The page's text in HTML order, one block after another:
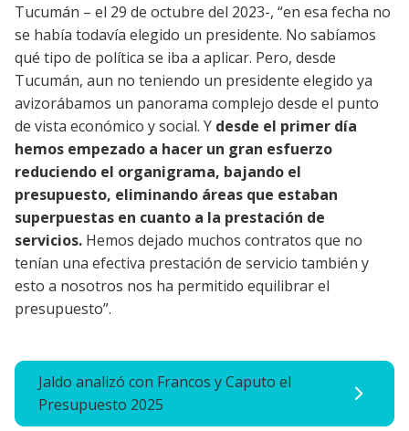
Tucumán – el 29 de octubre del 2023-, “en esa fecha no
se había todavía elegido un presidente. No sabíamos
qué tipo de política se iba a aplicar. Pero, desde
Tucumán, aun no teniendo un presidente elegido ya
avizorábamos un panorama complejo desde el punto
de vista económico y social. Y desde el primer día
hemos empezado a hacer un gran esfuerzo
reduciendo el organigrama, bajando el
presupuesto, eliminando áreas que estaban
superpuestas en cuanto a la prestación de
servicios. Hemos dejado muchos contratos que no
tenían una efectiva prestación de servicio también y
esto a nosotros nos ha permitido equilibrar el
presupuesto”.
Jaldo analizó con Francos y Caputo el
Presupuesto 2025